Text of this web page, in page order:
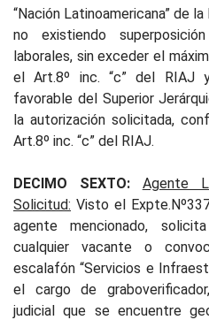
“Nación Latinoamericana” de
no existiendo
laborales, sin exceder el
el Art.8º inc. “c” del RIAJ
favorable del Superior
la autorización solicitada,
Art.8º inc. “c” del RIAJ.
DECIMO SEXTO:
Agente
Solicitud: Visto el
agente mencionado,
cualquier vacante o
escalafón “Servicios e
el cargo de
judicial que se encuentre